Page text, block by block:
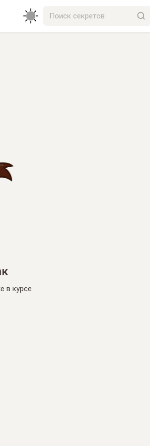
в курсе